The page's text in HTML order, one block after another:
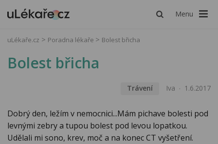
Menu
uLékaře.cz Poradna lékaře Bolest břicha
Bolest břicha
Trávení Iva 1.6.2017
Dobrý den, ležím v nemocnici...Mám pichave bolesti pod
levnými zebry a tupou bolest pod levou lopatkou.
Udělali mi sono, krev, moč a na konec CT vyšetření.